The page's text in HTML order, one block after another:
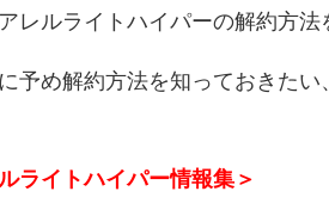
レルライトハイパーの解約方法
予め解約方法を知っておきた
ライトハイパー情報集＞